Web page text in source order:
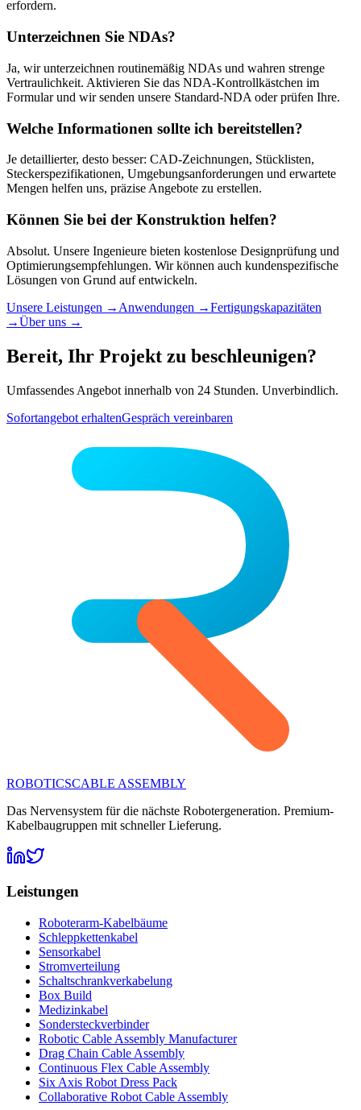
erfordern.
Unterzeichnen Sie NDAs?
Ja, wir unterzeichnen routinemäßig NDAs und wahren strenge
Vertraulichkeit. Aktivieren Sie das NDA-Kontrollkästchen im
Formular und wir senden unsere Standard-NDA oder prüfen Ihre.
Welche Informationen sollte ich bereitstellen?
Je detaillierter, desto besser: CAD-Zeichnungen, Stücklisten,
Steckerspezifikationen, Umgebungsanforderungen und erwartete
Mengen helfen uns, präzise Angebote zu erstellen.
Können Sie bei der Konstruktion helfen?
Absolut. Unsere Ingenieure bieten kostenlose Designprüfung und
Optimierungsempfehlungen. Wir können auch kundenspezifische
Lösungen von Grund auf entwickeln.
Unsere Leistungen → Anwendungen →Fertigungskapazitäten
→Über uns →
Bereit, Ihr Projekt zu beschleunigen?
Umfassendes Angebot innerhalb von 24 Stunden. Unverbindlich.
Sofortangebot erhaltenGespräch vereinbaren
ROBOTICSCABLE ASSEMBLY
Das Nervensystem für die nächste Robotergeneration. Premium-
Kabelbaugruppen mit schneller Lieferung.
Leistungen
Roboterarm-Kabelbäume
Schleppkettenkabel
Sensorkabel
Stromverteilung
Schaltschrankverkabelung
Box Build
Medizinkabel
Sondersteckverbinder
Robotic Cable Assembly Manufacturer
Drag Chain Cable Assembly
Continuous Flex Cable Assembly
Six Axis Robot Dress Pack
Collaborative Robot Cable Assembly